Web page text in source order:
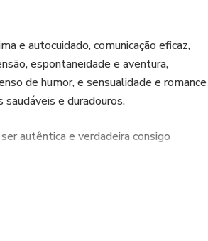
e autocuidado, comunicação eficaz,
espontaneidade e aventura,
de humor, e sensualidade e romance
e duradouros.
autêntica e verdadeira consigo